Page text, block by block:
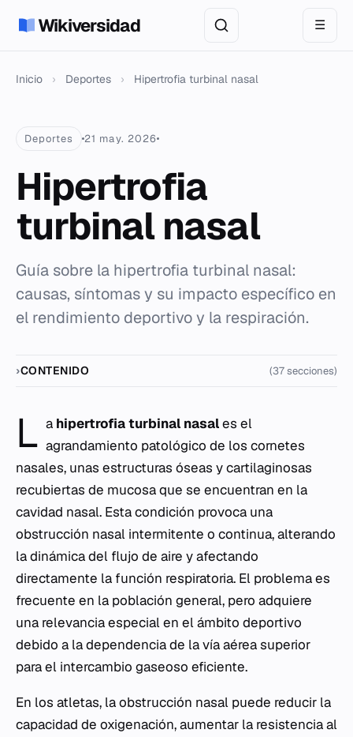
Wikiversidad ☰
Inicio › Deportes › Hipertrofia turbinal nasal
Deportes 21 may. 2026
Hipertrofia
turbinal nasal
Guía sobre la hipertrofia turbinal nasal:
causas, síntomas y su impacto específico en
el rendimiento deportivo y la respiración.
CONTENIDO (37 secciones)
L a hipertrofia turbinal nasales el
agrandamiento patológico de los cornetes
nasales, unas estructuras óseas y cartilaginosas
recubiertas de mucosa que se encuentran en la
cavidad nasal. Esta condición provoca una
obstrucción nasal intermitente o continua, alterando
la dinámica del flujo de aire y afectando
directamente la función respiratoria. El problema es
frecuente en la población general, pero adquiere
una relevancia especial en el ámbito deportivo
debido a la dependencia de la vía aérea superior
para el intercambio gaseoso eficiente.
En los atletas, la obstrucción nasal puede reducir la
capacidad de oxigenación, aumentar la resistencia al